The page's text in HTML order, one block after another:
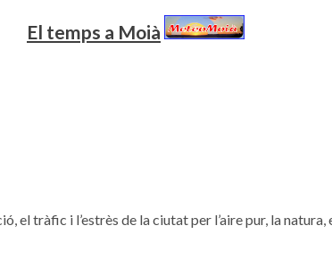
El temps a Moià
tràfic i l’estrès de la ciutat per l’aire pur, la